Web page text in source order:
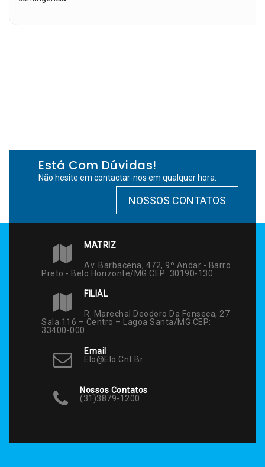
Está Com Dúvidas!
Não hesite em contactar-nos em qualquer hora.
NOSSOS CONTATOS
MATRIZ
Av. Barbacena, 472, 9º Andar - Barro
Preto - Belo Horizonte/MG CEP: 30190-130
FILIAL
R. Marechal Deodoro Da Fonseca, 27
Sala 116 – Centro – Lagoa Santa/MG CEP:
33400-000
Email
Elo@elo.cnt.br
Nossos Contatos
(31)3879-1200